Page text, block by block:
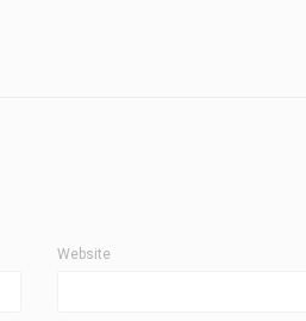
Website